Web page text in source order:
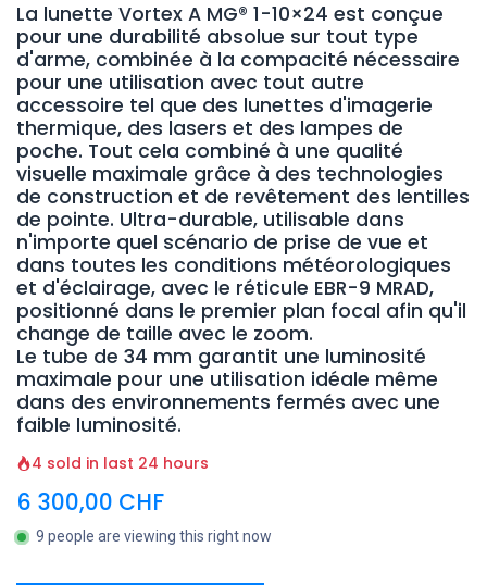
La lunette Vortex A MG® 1-10×24 est conçue
pour une durabilité absolue sur tout type
d'arme, combinée à la compacité nécessaire
pour une utilisation avec tout autre
accessoire tel que des lunettes d'imagerie
thermique, des lasers et des lampes de
poche. Tout cela combiné à une qualité
visuelle maximale grâce à des technologies
de construction et de revêtement des lentilles
de pointe. Ultra-durable, utilisable dans
n'importe quel scénario de prise de vue et
dans toutes les conditions météorologiques
et d'éclairage, avec le réticule EBR-9 MRAD,
positionné dans le premier plan focal afin qu'il
change de taille avec le zoom.
Le tube de 34 mm garantit une luminosité
maximale pour une utilisation idéale même
dans des environnements fermés avec une
faible luminosité.
4 sold in last 24 hours
6 300,00 CHF
9 people are viewing this right now